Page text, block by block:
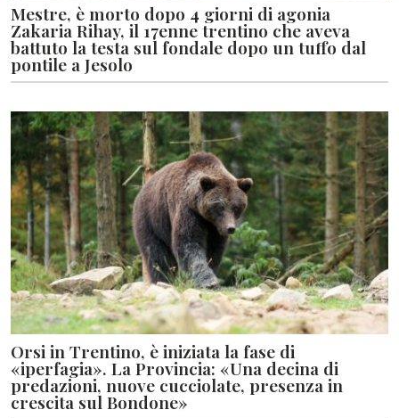
Mestre, è morto dopo 4 giorni di agonia
Zakaria Rihay, il 17enne trentino che aveva
battuto la testa sul fondale dopo un tuffo dal
pontile a Jesolo
Orsi in Trentino, è iniziata la fase di
«iperfagia». La Provincia: «Una decina di
predazioni, nuove cucciolate, presenza in
crescita sul Bondone»